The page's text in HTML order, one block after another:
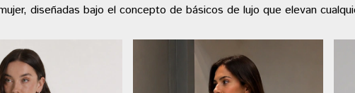
diseñadas bajo el concepto de básicos de lujo que elevan